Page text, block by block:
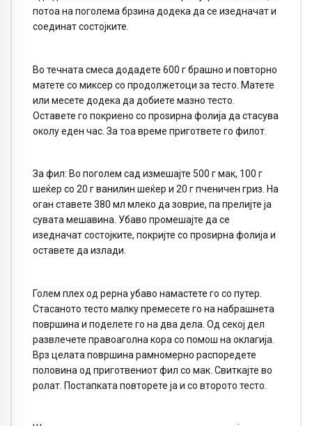
потоа на поголема брзина додека да се изедначат и
соединат состојките.
Во течната смеса додадете 600 г брашно и повторно
матете со миксер со продолжетоци за тесто. Матете
или месете додека да добиете мазно тесто.
Оставете го покриено со проѕирна фолија да стасува
околу еден час. За тоа време пригответе го филот.
За фил: Во поголем сад измешајте 500 г мак, 100 г
шеќер со 20 г ванилин шеќер и 20 г пченичен гриз. На
оган ставете 380 мл млеко да зоврие, па прелијте ја
сувата мешавина. Убаво промешајте да се
изедначат состојките, покријте со проѕирна фолија и
оставете да излади.
Голем плех од рерна убаво намастете го со путер.
Стасаното тесто малку премесете го на набрашнета
површина и поделете го на два дела. Од секој дел
развлечете правоаголна кора со помош на оклагија.
Врз целата површина рамномерно распоредете
половина од приготвениот фил со мак. Свиткајте во
ролат. Постапката повторете ја и со второто тесто.